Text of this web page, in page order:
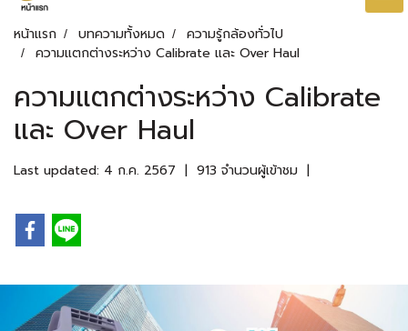
หน้าแรก บทความทั้งหมด
ความรู้กล้องทั่วไป
ความแตกต่างระหว่าง Calibrate และ Over Haul
ความแตกต่างระหว่าง Calibrate
และ Over Haul
Last updated: 4 ก.ค. 2567 | 913 จำนวนผู้เข้าชม |